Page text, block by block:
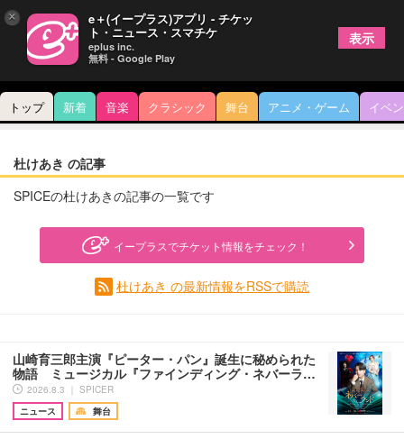
トップ 新着 音楽 クラシック 舞台 アニメ・ゲーム イベ
杜けあき の記事
SPICEの杜けあきの記事の一覧です
イープラスでチケット情報をチェック！
杜けあき の最新情報をRSSで購読
山崎育三郎主演『ピーター・パン』誕生に秘められた
物語 ミュージカル『ファインディング・ネバーラ…
2026.8.3 ｜ SPICER
ニュース
舞台
× e＋(イープラス)アプリ - チケッ
ト・ニュース・スマチケ
eplus inc.
無料 - Google Play
表示